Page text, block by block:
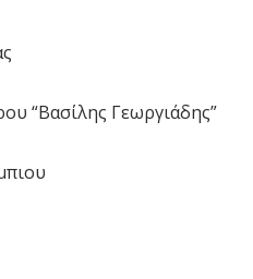
“Βασίλης Γεωργιάδης”